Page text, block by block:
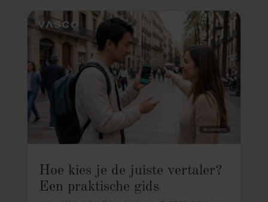
Hoe kies je de juiste vertaler?
Een praktische gids